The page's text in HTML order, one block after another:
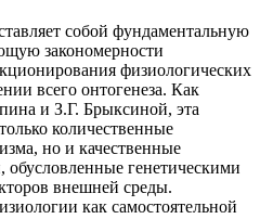
собой фундаментальную
закономерности
физиологических
всего онтогенеза. Как
и З.Г. Брыксиной, эта
количественные
но и качественные
обусловленные генетическими
внешней среды.
как самостоятельной